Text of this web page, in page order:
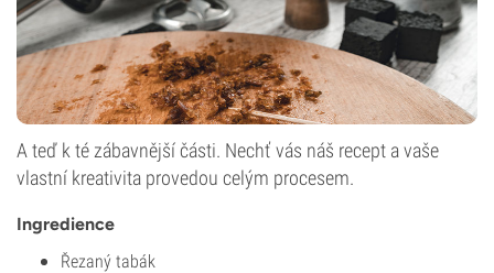
A teď k té zábavnější části. Nechť vás náš recept a vaše
vlastní kreativita provedou celým procesem.
Ingredience
Řezaný tabák